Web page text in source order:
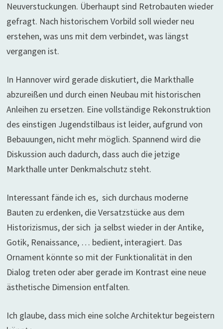
Neuverstuckungen. Überhaupt sind Retrobauten wieder
gefragt. Nach historischem Vorbild soll wieder neu
erstehen, was uns mit dem verbindet, was längst
vergangen ist.
In Hannover wird gerade diskutiert, die Markthalle
abzureißen und durch einen Neubau mit historischen
Anleihen zu ersetzen. Eine vollständige Rekonstruktion
des einstigen Jugendstilbaus ist leider, aufgrund von
Bebauungen, nicht mehr möglich. Spannend wird die
Diskussion auch dadurch, dass auch die jetzige
Markthalle unter Denkmalschutz steht.
Interessant fände ich es, sich durchaus moderne
Bauten zu erdenken, die Versatzstücke aus dem
Historizismus, der sich ja selbst wieder in der Antike,
Gotik, Renaissance, … bedient, interagiert. Das
Ornament könnte so mit der Funktionalität in den
Dialog treten oder aber gerade im Kontrast eine neue
ästhetische Dimension entfalten.
Ich glaube, dass mich eine solche Architektur begeistern